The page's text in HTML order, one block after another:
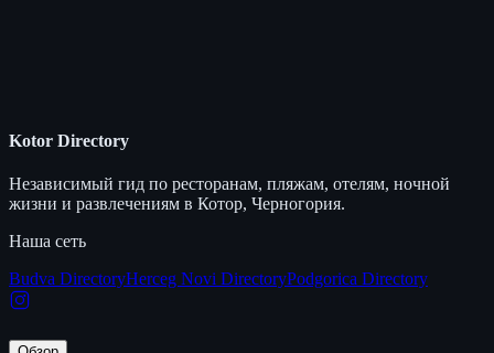
Kotor Directory
Независимый гид по ресторанам, пляжам, отелям, ночной
жизни и развлечениям в Котор, Черногория.
Наша сеть
Budva DirectoryHerceg Novi DirectoryPodgorica Directory